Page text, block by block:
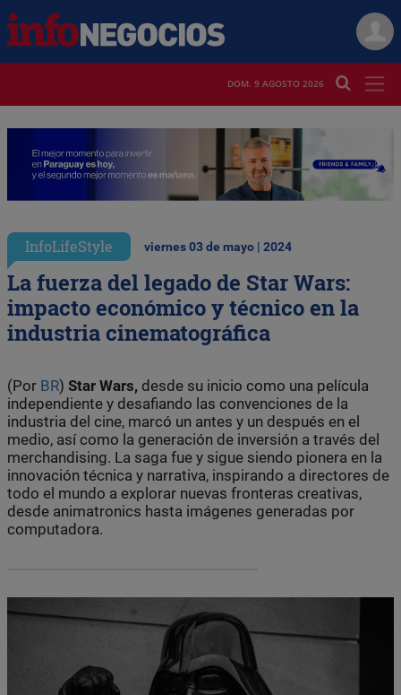
DOM. 9 AGOSTO 2026
InfoLifeStyle viernes 03 de mayo | 2024
La fuerza del legado de Star Wars:
impacto económico y técnico en la
industria cinematográfica
(Por BR) Star Wars, desde su inicio como una película
independiente y desafiando las convenciones de la
industria del cine, marcó un antes y un después en el
medio, así como la generación de inversión a través del
merchandising. La saga fue y sigue siendo pionera en la
innovación técnica y narrativa, inspirando a directores de
todo el mundo a explorar nuevas fronteras creativas,
desde animatronics hasta imágenes generadas por
computadora.